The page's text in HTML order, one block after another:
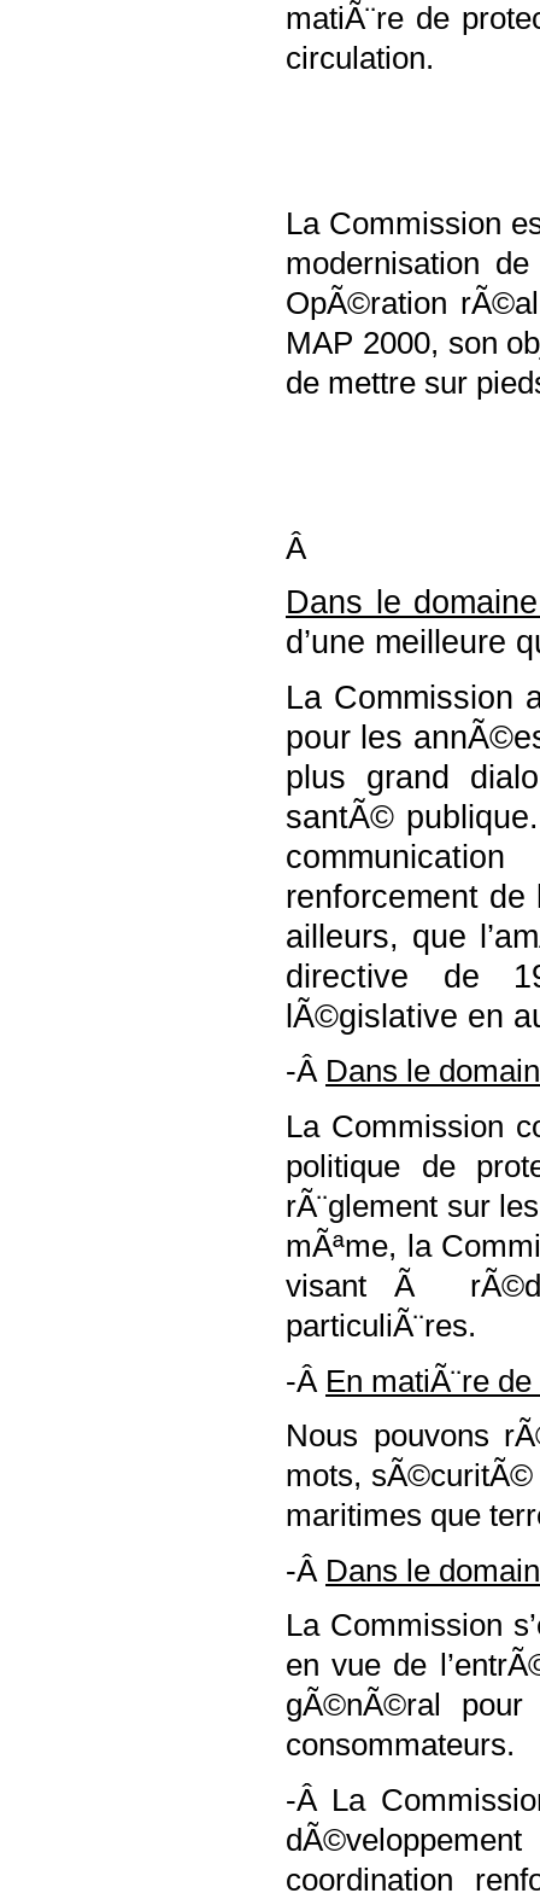
matiÃ¨re de
circulation.
La Commission
modernisation
OpÃ©ration
MAP 2000, son
de mettre sur
Â
Dans le
d’une meilleure
La Commission
pour les
plus grand
santÃ©
renforcement
ailleurs, que
directive de
lÃ©gislative en
-Â Dans le
La Commission
politique de
rÃ¨glement sur
mÃªme, la
visant Ã
particuliÃ¨res.
-Â En matiÃ¨re
Nous pouvons
mots, sÃ©curitÃ©
maritimes que
-Â Dans le
La Commission
en vue de
gÃ©nÃ©ral pour
consommateurs.
-Â La
coordination